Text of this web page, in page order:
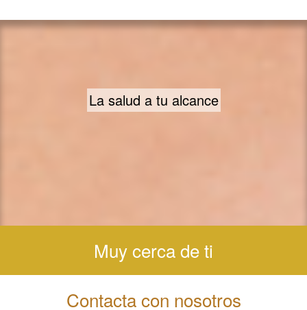
Una vida saludable
Muy cerca de ti
Contacta con nosotros